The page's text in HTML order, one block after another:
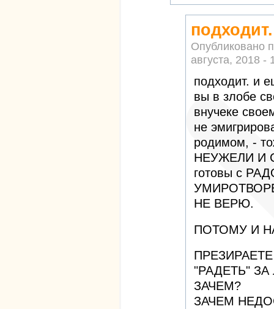
Опубликовано
августа, 2018 -
подходит. и
вы в злобе
внучеке
не
родимом, -
НЕУЖЕЛИ И
готовы с
НЕ ВЕРЮ.
ПОТОМУ И
"РАДЕТЬ"
ЗАЧЕМ?
ЗАЧЕМ